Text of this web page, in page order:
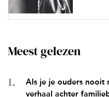
Meest gelezen
Als je je ouders nooit
verhaal achter